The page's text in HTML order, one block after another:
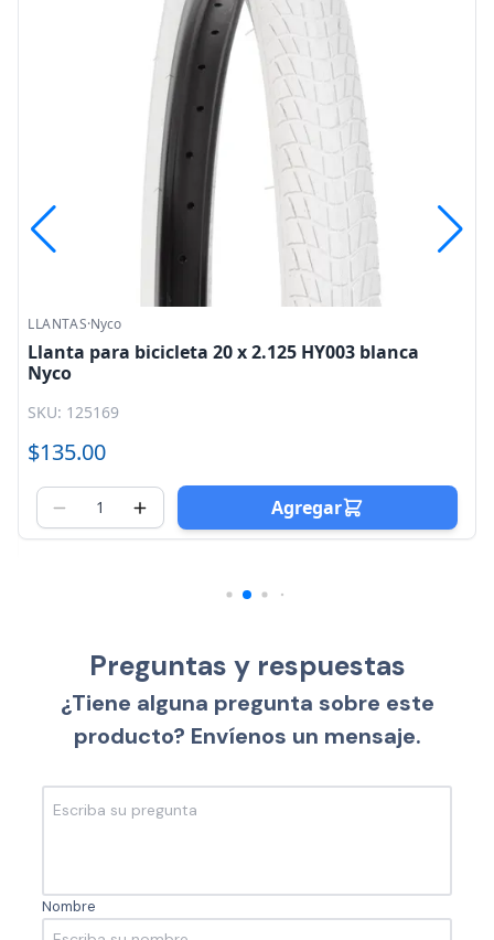
LLANTAS·Nyco
Llanta para bicicleta 20 x 2.125 HY003 blanca
Nyco
SKU: 125169
$135.00
Agregar
Preguntas y respuestas
¿Tiene alguna pregunta sobre este
producto? Envíenos un mensaje.
Nombre